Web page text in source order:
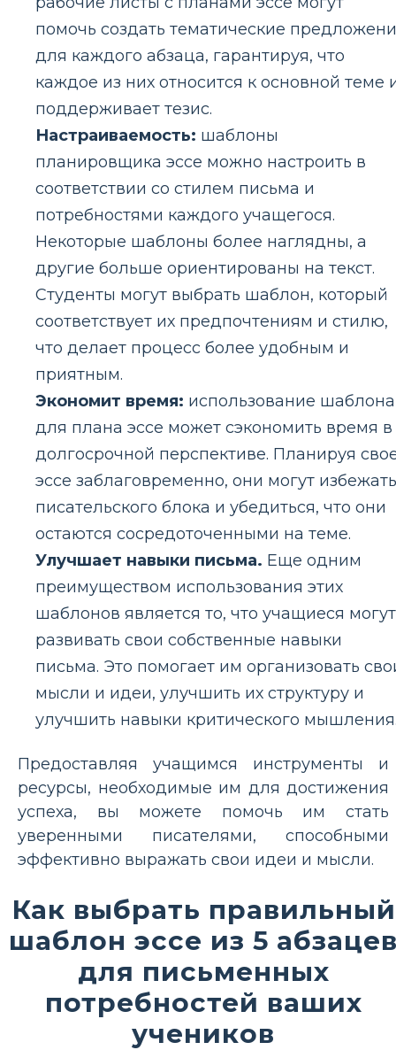
помочь создать тематические
для каждого абзаца, гарантируя, что
каждое из них относится к основной теме
поддерживает тезис.
Настраиваемость: шаблоны
планировщика эссе можно настроить в
соответствии со стилем письма и
потребностями каждого учащегося.
Некоторые шаблоны более наглядны, а
другие больше ориентированы на текст.
Студенты могут выбрать шаблон, который
соответствует их предпочтениям и стилю,
что делает процесс более удобным и
приятным.
Экономит время: использование шаблона
для плана эссе может сэкономить время в
долгосрочной перспективе. Планируя
эссе заблаговременно, они могут избежать
писательского блока и убедиться, что они
остаются сосредоточенными на теме.
Улучшает навыки письма. Еще одним
преимуществом использования этих
шаблонов является то, что учащиеся могут
развивать свои собственные навыки
письма. Это помогает им организовать
мысли и идеи, улучшить их структуру и
улучшить навыки критического
Предоставляя учащимся инструменты и
ресурсы, необходимые им для достижения
успеха, вы можете помочь им стать
уверенными писателями, способными
эффективно выражать свои идеи и мысли.
Как выбрать правильный
шаблон эссе из 5
для письменных
потребностей ваших
учеников